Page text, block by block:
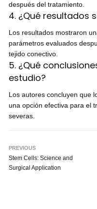
después del tratamiento.
4. ¿Qué resultados
Los resultados mostraron
parámetros evaluados
tejido conectivo.
5. ¿Qué
estudio?
Los autores concluyen que
una opción efectiva para el
severas.
PREVIOUS
Stem Cells: Science and
Surgical Application